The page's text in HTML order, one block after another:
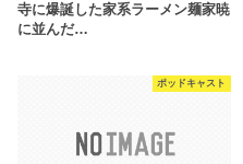
寺に爆誕した家系ラーメン麺家暁
に並んだ…
ポッドキャスト